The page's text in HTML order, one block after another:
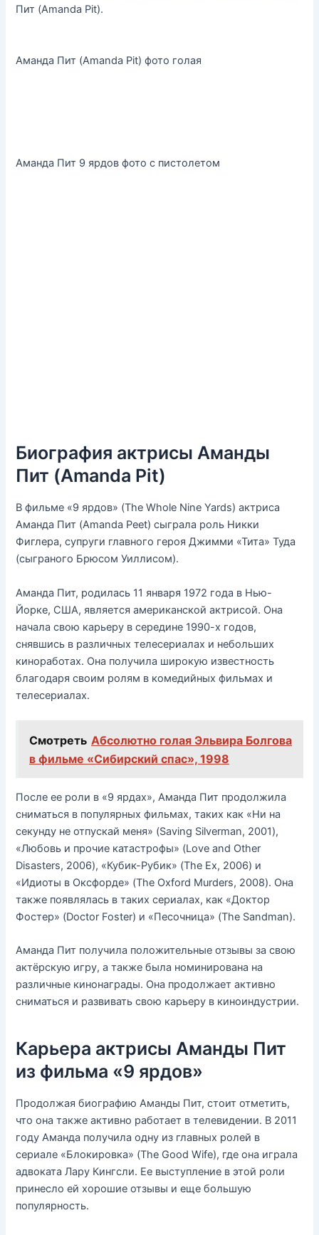
Пит (Amanda Pit).
Аманда Пит (Amanda Pit) фото голая
Аманда Пит 9 ярдов фото с пистолетом
Биография актрисы Аманды
Пит (Amanda Pit)
В фильме «9 ярдов» (The Whole Nine Yards) актриса
Аманда Пит (Amanda Peet) сыграла роль Никки
Фиглера, супруги главного героя Джимми «Тита» Туда
(сыграного Брюсом Уиллисом).
Аманда Пит, родилась 11 января 1972 года в Нью-
Йорке, США, является американской актрисой. Она
начала свою карьеру в середине 1990-х годов,
снявшись в различных телесериалах и небольших
киноработах. Она получила широкую известность
благодаря своим ролям в комедийных фильмах и
телесериалах.
Смотреть Абсолютно голая Эльвира Болгова
в фильме «Сибирский спас», 1998
После ее роли в «9 ярдах», Аманда Пит продолжила
сниматься в популярных фильмах, таких как «Ни на
секунду не отпускай меня» (Saving Silverman, 2001),
«Любовь и прочие катастрофы» (Love and Other
Disasters, 2006), «Кубик-Рубик» (The Ex, 2006) и
«Идиоты в Оксфорде» (The Oxford Murders, 2008). Она
также появлялась в таких сериалах, как «Доктор
Фостер» (Doctor Foster) и «Песочница» (The Sandman).
Аманда Пит получила положительные отзывы за свою
актёрскую игру, а также была номинирована на
различные кинонаграды. Она продолжает активно
сниматься и развивать свою карьеру в киноиндустрии.
Карьера актрисы Аманды Пит
из фильма «9 ярдов»
Продолжая биографию Аманды Пит, стоит отметить,
что она также активно работает в телевидении. В 2011
году Аманда получила одну из главных ролей в
сериале «Блокировка» (The Good Wife), где она играла
адвоката Лару Кингсли. Ее выступление в этой роли
принесло ей хорошие отзывы и еще большую
популярность.